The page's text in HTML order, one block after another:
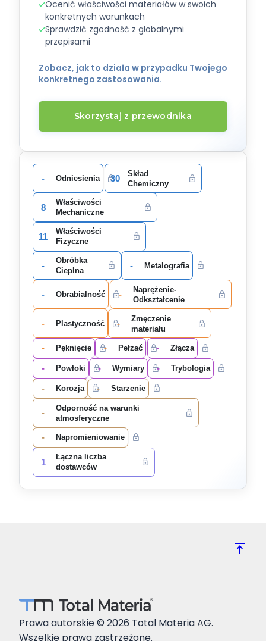
Ocenić właściwości materiałów w swoich
konkretnych warunkach
Sprawdzić zgodność z globalnymi
przepisami
Zobacz, jak to działa w przypadku Twojego
konkretnego zastosowania.
Skorzystaj z przewodnika
- Odniesienia 30
Skład
Chemiczny
8
Właściwości
Mechaniczne
11
Właściwości
Fizyczne
-
Obróbka
Cieplna
- Metalografia
- Obrabialność -
Naprężenie-
Odkształcenie
- Plastyczność -
Zmęczenie
materiału
- Pęknięcie - Pełzać - Złącza
- Powłoki - Wymiary - Trybologia
- Korozja - Starzenie
-
Odporność na warunki
atmosferyczne
- Napromieniowanie
1
Łączna liczba
dostawców
vertical_align_top
Prawa autorskie © 2026 Total Materia AG.
Wszelkie prawa zastrzeżone.